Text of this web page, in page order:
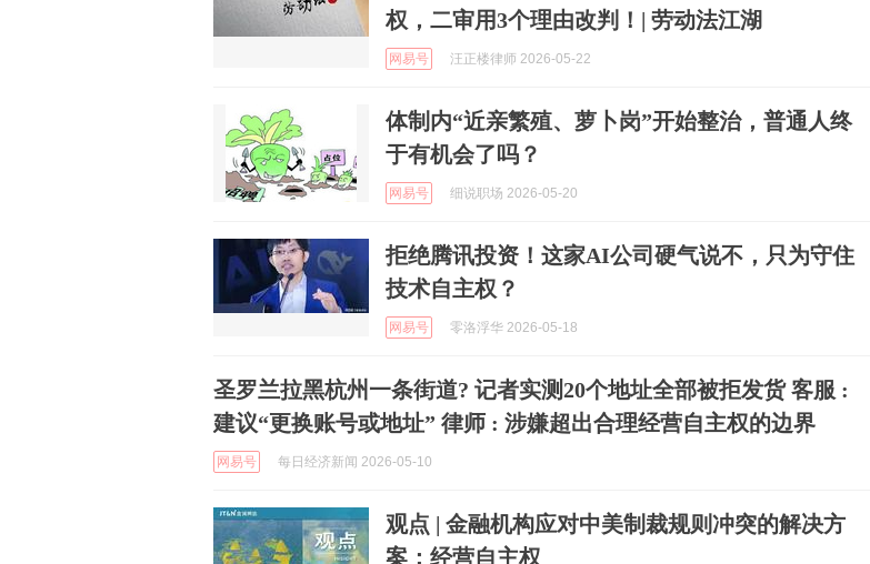
权，二审用3个理由改判！| 劳动法江湖
网易号 汪正楼律师 2026-05-22
体制内“近亲繁殖、萝卜岗”开始整治，普通人终
于有机会了吗？
网易号 细说职场 2026-05-20
拒绝腾讯投资！这家AI公司硬气说不，只为守住
技术自主权？
网易号 零洛浮华 2026-05-18
圣罗兰拉黑杭州一条街道? 记者实测20个地址全部被拒发货 客服 :
建议“更换账号或地址” 律师 : 涉嫌超出合理经营自主权的边界
网易号 每日经济新闻 2026-05-10
观点 | 金融机构应对中美制裁规则冲突的解决方
案：经营自主权